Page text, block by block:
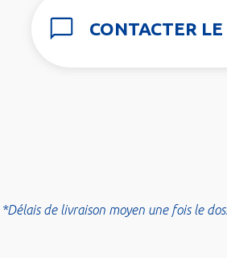
CONTACTER
*Délais de livraison moyen une fois le